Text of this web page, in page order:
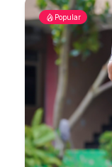
Popular